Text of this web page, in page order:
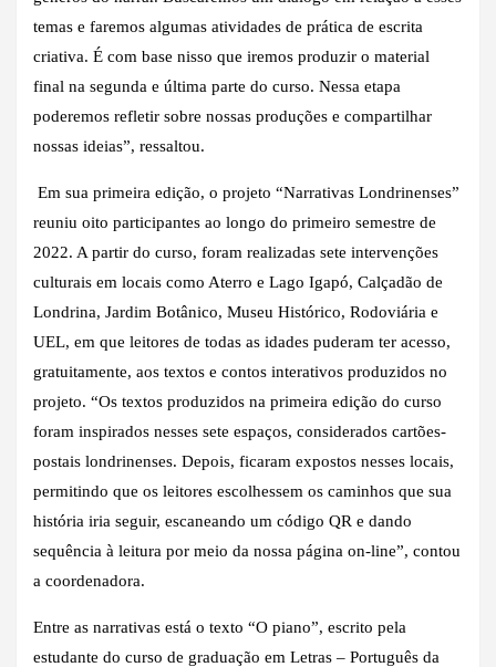
temas e faremos algumas atividades de prática de escrita
criativa. É com base nisso que iremos produzir o material
final na segunda e última parte do curso. Nessa etapa
poderemos refletir sobre nossas produções e compartilhar
nossas ideias”, ressaltou.
Em sua primeira edição, o projeto “Narrativas Londrinenses”
reuniu oito participantes ao longo do primeiro semestre de
2022. A partir do curso, foram realizadas sete intervenções
culturais em locais como Aterro e Lago Igapó, Calçadão de
Londrina, Jardim Botânico, Museu Histórico, Rodoviária e
UEL, em que leitores de todas as idades puderam ter acesso,
gratuitamente, aos textos e contos interativos produzidos no
projeto. “Os textos produzidos na primeira edição do curso
foram inspirados nesses sete espaços, considerados cartões-
postais londrinenses. Depois, ficaram expostos nesses locais,
permitindo que os leitores escolhessem os caminhos que sua
história iria seguir, escaneando um código QR e dando
sequência à leitura por meio da nossa página on-line”, contou
a coordenadora.
Entre as narrativas está o texto “O piano”, escrito pela
estudante do curso de graduação em Letras – Português da